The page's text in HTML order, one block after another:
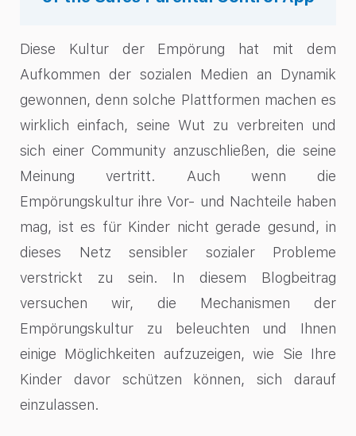
Diese Kultur der Empörung hat mit dem
Aufkommen der sozialen Medien an Dynamik
gewonnen, denn solche Plattformen machen es
wirklich einfach, seine Wut zu verbreiten und
sich einer Community anzuschließen, die seine
Meinung vertritt. Auch wenn die
Empörungskultur ihre Vor- und Nachteile haben
mag, ist es für Kinder nicht gerade gesund, in
dieses Netz sensibler sozialer Probleme
verstrickt zu sein. In diesem Blogbeitrag
versuchen wir, die Mechanismen der
Empörungskultur zu beleuchten und Ihnen
einige Möglichkeiten aufzuzeigen, wie Sie Ihre
Kinder davor schützen können, sich darauf
einzulassen.